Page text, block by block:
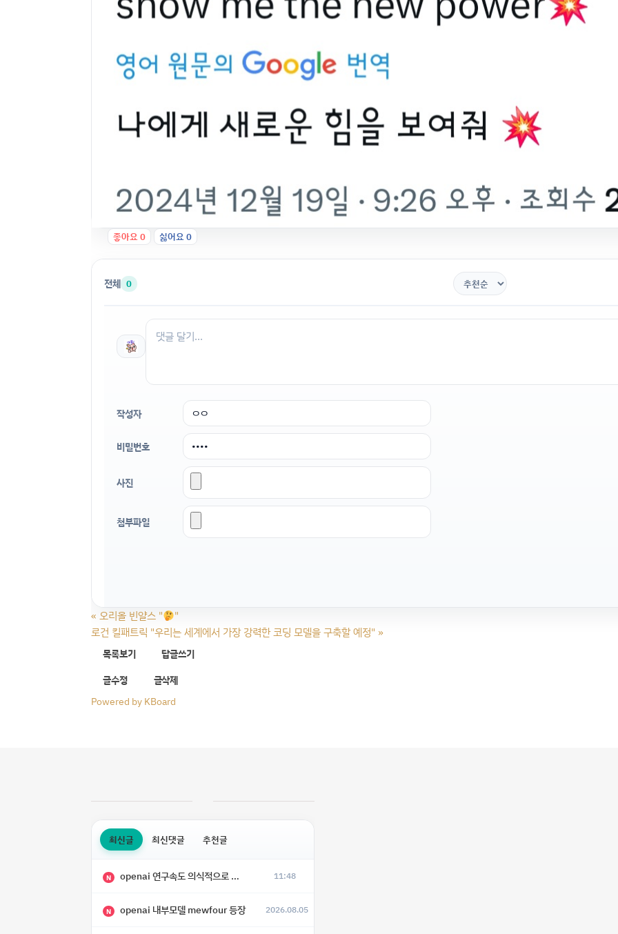
좋아요0 싫어요0
전체 0
작성자
비밀번호
사진
첨부파일
« 오리올 빈얄스 "
"
로건 킬패트릭 "우리는 세계에서 가장 강력한 코딩 모델을 구축할 예정" »
목록보기
답글쓰기
글수정
글삭제
Powered by KBoard
최신글 최신댓글 추천글
N openai 연구속도 의식적으로 늦추고 있다 11:48
N openai 내부모델 mewfour 등장 2026.08.05